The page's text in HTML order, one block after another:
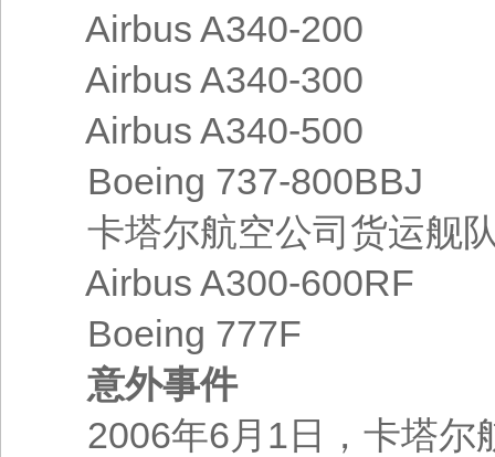
Airbus A340-200
Airbus A340-300
Airbus A340-500
Boeing 737-800BBJ
卡塔尔航空公司货运舰
Airbus A300-600RF
Boeing 777F
意外事件
2006年6月1日，卡塔尔